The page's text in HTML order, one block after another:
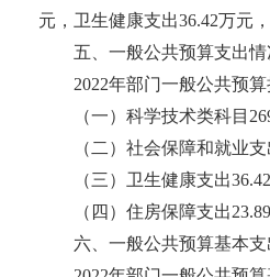
元，卫生健康支出36.42万元
五、一般公共预算支出情
2022年部门一般公共预
（一）科学技术类科目
（二）社会保障和就业
（三）卫生健康支出
（四）住房保障支出
六、一般公共预算基本